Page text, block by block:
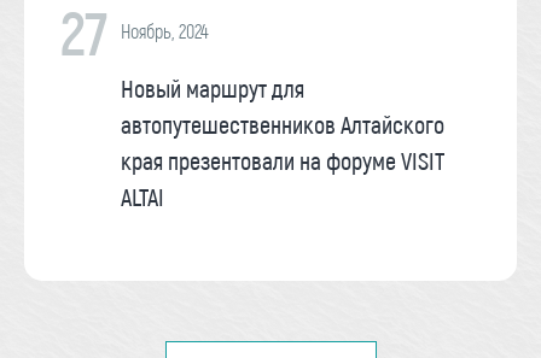
27 Ноябрь, 2024
Новый маршрут для
автопутешественников Алтайского
края презентовали на форуме VISIT
ALTAI